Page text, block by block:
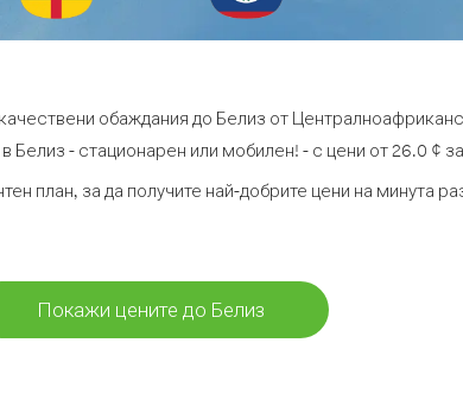
обаждания до Белиз от
Белиз - стационарен или мобилен! - с цени от 26.0 ¢
план, за да получите най-добрите цени на минута
Покажи цените до Белиз